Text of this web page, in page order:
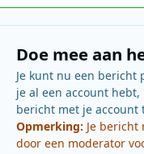
Doe mee aan
Je kunt nu een
je al een account
bericht met je account
Opmerking: Je bericht
door een moderator